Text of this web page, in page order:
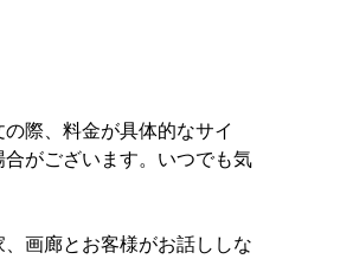
際、料金が具体的なサイ
がございます。いつでも気
画廊とお客様がお話ししな